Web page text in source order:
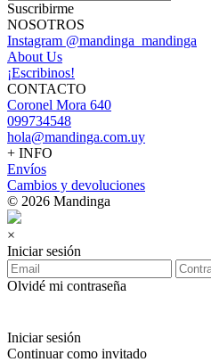
Suscribirme
NOSOTROS
Instagram @mandinga_mandinga
About Us
¡Escribinos!
CONTACTO
Coronel Mora 640
099734548
hola@mandinga.com.uy
+ INFO
Envíos
Cambios y devoluciones
© 2026 Mandinga
×
Iniciar sesión
Olvidé mi contraseña
Iniciar sesión
Continuar como invitado